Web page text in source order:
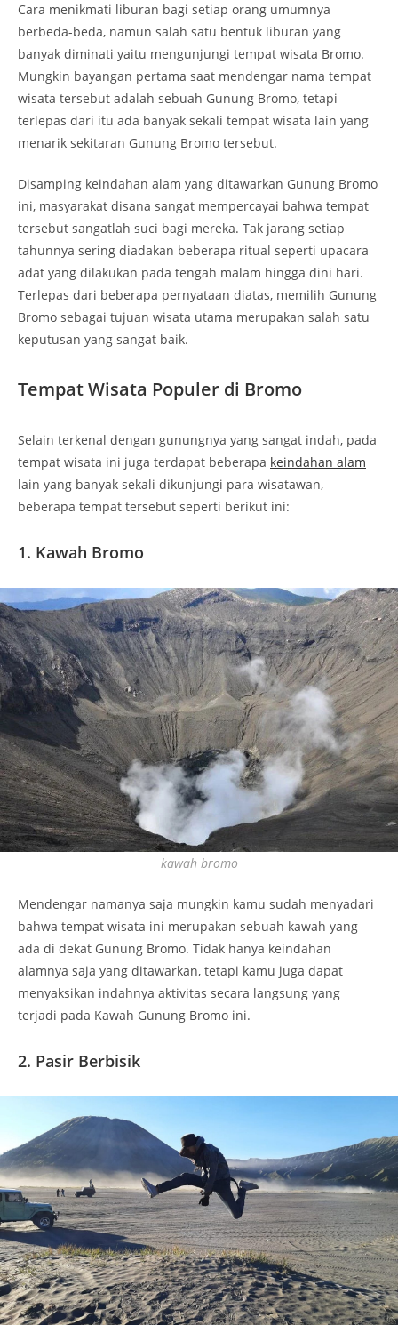
Cara menikmati liburan bagi setiap orang umumnya
berbeda-beda, namun salah satu bentuk liburan yang
banyak diminati yaitu mengunjungi tempat wisata Bromo.
Mungkin bayangan pertama saat mendengar nama tempat
wisata tersebut adalah sebuah Gunung Bromo, tetapi
terlepas dari itu ada banyak sekali tempat wisata lain yang
menarik sekitaran Gunung Bromo tersebut.
Disamping keindahan alam yang ditawarkan Gunung Bromo
ini, masyarakat disana sangat mempercayai bahwa tempat
tersebut sangatlah suci bagi mereka. Tak jarang setiap
tahunnya sering diadakan beberapa ritual seperti upacara
adat yang dilakukan pada tengah malam hingga dini hari.
Terlepas dari beberapa pernyataan diatas, memilih Gunung
Bromo sebagai tujuan wisata utama merupakan salah satu
keputusan yang sangat baik.
Tempat Wisata Populer di Bromo
Selain terkenal dengan gunungnya yang sangat indah, pada
tempat wisata ini juga terdapat beberapa keindahan alam
lain yang banyak sekali dikunjungi para wisatawan,
beberapa tempat tersebut seperti berikut ini:
1. Kawah Bromo
kawah bromo
Mendengar namanya saja mungkin kamu sudah menyadari
bahwa tempat wisata ini merupakan sebuah kawah yang
ada di dekat Gunung Bromo. Tidak hanya keindahan
alamnya saja yang ditawarkan, tetapi kamu juga dapat
menyaksikan indahnya aktivitas secara langsung yang
terjadi pada Kawah Gunung Bromo ini.
2. Pasir Berbisik